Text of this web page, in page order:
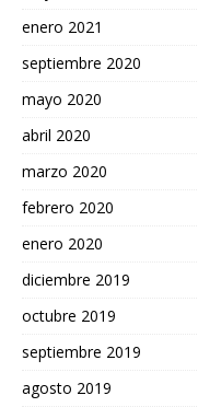
enero 2021
septiembre 2020
mayo 2020
abril 2020
marzo 2020
febrero 2020
enero 2020
diciembre 2019
octubre 2019
septiembre 2019
agosto 2019